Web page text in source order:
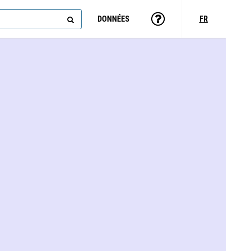
DONNÉES FR